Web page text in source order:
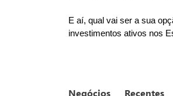
E aí, qual vai ser a sua
investimentos ativos nos
Negócios Recentes